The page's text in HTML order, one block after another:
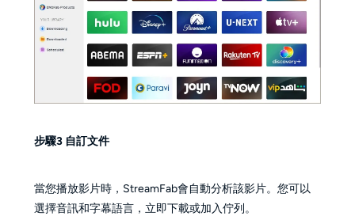
步驟3 自訂文件
當您播放影片時，StreamFab會自動分析該影片。您可以
選擇音訊和字幕語言，立即下載或加入佇列。